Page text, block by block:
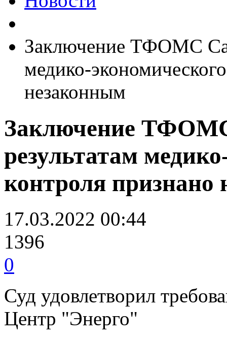
Заключение ТФОМС
медико-
незаконным
Заключение
результатам
контроля признано
17.03.2022 00:44
1396
0
Суд удовлетворил
Центр "Энерго"